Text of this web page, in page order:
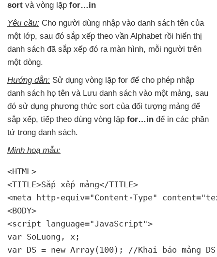
sort và vòng lặp for…in
Yêu cầu: Cho người dùng nhập vào danh sách tên của
một lớp, sau đó sắp xếp theo vần Alphabet rồi hiển thị
danh sách đã sắp xếp đó ra màn hình, mỗi người trên
một dòng.
Hướng dẫn: Sử dụng vòng lặp for để cho phép nhập
danh sách họ tên và Lưu danh sách vào một mảng, sau
đó sử dụng phương thức sort của đối tượng mảng để
sắp xếp, tiếp theo dùng vòng lặp for…in để in các phần
tử trong danh sách.
Minh hoạ mẫu:
<HTML>
<TITLE>Sắp xếp mảng</TITLE>
<meta http-equiv="Content-Type"
<BODY>
<script language="JavaScript">
var SoLuong , x;
var DS = new Array(100); //Khai báo mảng DS